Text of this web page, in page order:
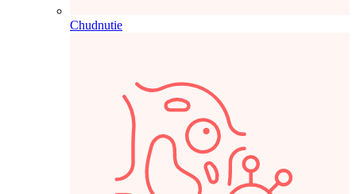
Chudnutie